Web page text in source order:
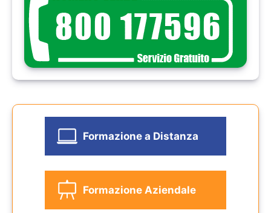
Formazione a Distanza
Formazione Aziendale